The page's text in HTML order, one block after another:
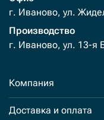
г. Иваново, ул.
Производство
г. Иваново, ул. 13-я
Компания
Доставка и оплата